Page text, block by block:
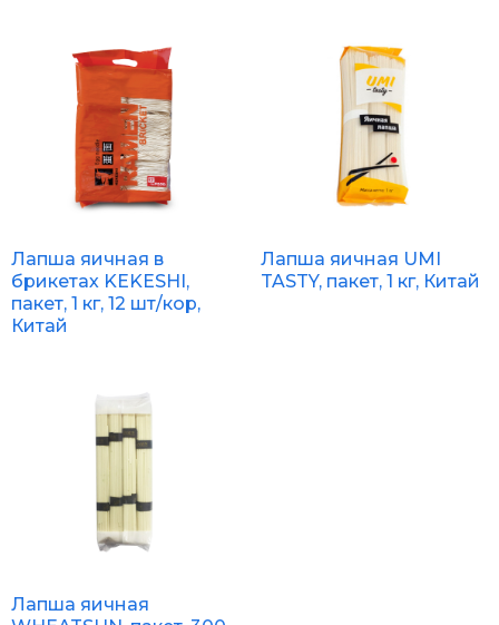
Лапша яичная в
брикетах KEKESHI,
пакет, 1 кг, 12 шт/кор,
Китай
Лапша яичная UMI
TASTY, пакет, 1 кг, Китай
Лапша яичная